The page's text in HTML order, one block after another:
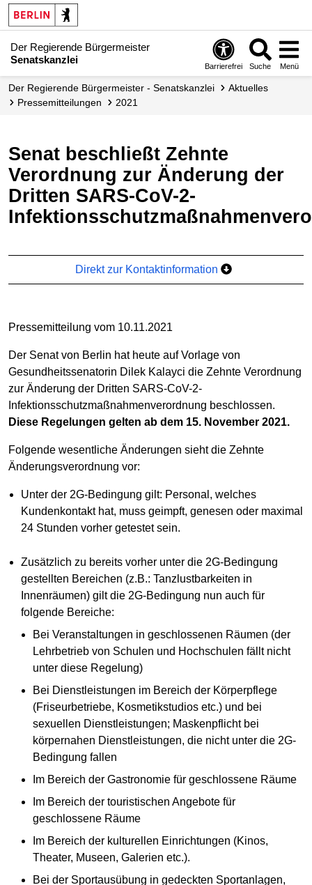
Der Regierende Bürgermeister
Senatskanzlei
Barrierefrei Suche Menü
Der Regierende Bürgermeister - Senatskanzlei
Aktuelles
Presse­mitteilungen
2021
Senat beschließt Zehnte
Verordnung zur Änderung der
Dritten SARS-CoV-2-
Direkt zur Kontaktinformation
Pressemitteilung vom 10.11.2021
Der Senat von Berlin hat heute auf Vorlage von
Gesundheitssenatorin Dilek Kalayci die Zehnte Verordnung
zur Änderung der Dritten SARS-CoV-2-
Infektionsschutzmaßnahmenverordnung beschlossen.
Diese Regelungen gelten ab dem 15. November 2021.
Folgende wesentliche Änderungen sieht die Zehnte
Änderungsverordnung vor:
Unter der 2G-Bedingung gilt: Personal, welches
Kundenkontakt hat, muss geimpft, genesen oder maximal
24 Stunden vorher getestet sein.
Zusätzlich zu bereits vorher unter die 2G-Bedingung
gestellten Bereichen (z.B.: Tanzlustbarkeiten in
Innenräumen) gilt die 2G-Bedingung nun auch für
folgende Bereiche:
Bei Veranstaltungen in geschlossenen Räumen (der
Lehrbetrieb von Schulen und Hochschulen fällt nicht
unter diese Regelung)
Bei Dienstleistungen im Bereich der Körperpflege
(Friseurbetriebe, Kosmetikstudios etc.) und bei
sexuellen Dienstleistungen; Maskenpflicht bei
körpernahen Dienstleistungen, die nicht unter die 2G-
Bedingung fallen
Im Bereich der Gastronomie für geschlossene Räume
Im Bereich der touristischen Angebote für
geschlossene Räume
Im Bereich der kulturellen Einrichtungen (Kinos,
Theater, Museen, Galerien etc.).
Bei der Sportausübung in gedeckten Sportanlagen,